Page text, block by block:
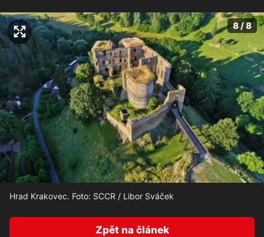
8 / 8
Hrad Krakovec. Foto: SCCR / Libor Sváček
Zpět na článek